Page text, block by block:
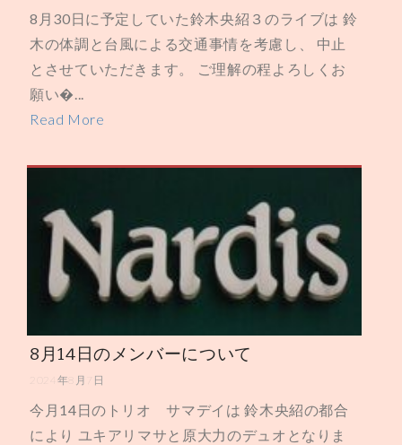
8月30日に予定していた鈴木央紹３のライブは 鈴
木の体調と台風による交通事情を考慮し、 中止
とさせていただきます。 ご理解の程よろしくお
願い�...
Read More
8月14日のメンバーについて
2024年8月7日
今月14日のトリオ サマデイは 鈴木央紹の都合
により ユキアリマサと原大力のデュオとなりま